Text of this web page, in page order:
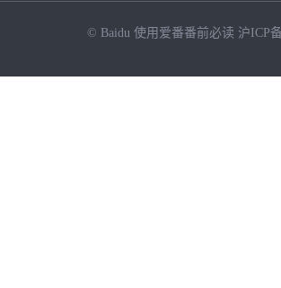
© Baidu 使用爱番番前必读 沪ICP